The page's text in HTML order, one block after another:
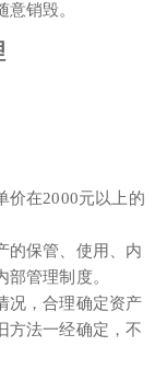
销毁。
价在2000元以上的
的保管、使用、内
管理制度。
况，合理确定资产
方法一经确定，不